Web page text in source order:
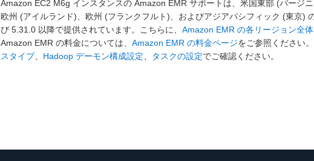
Amazon EC2 M6g インスタンスの Amazon EMR サポートは、米国東部 (バージ
欧州 (アイルランド)、欧州 (フランクフルト)、およびアジアパシフィック (東京)
び 5.31.0 以降で提供されています。こちらに、 Amazon EMR の各リージョン全
Amazon EMR の料金については、 Amazon EMR の料金ページをご参照ください
スタイプ、 Hadoop デーモン構成設定 タスクの設定でご確認ください。